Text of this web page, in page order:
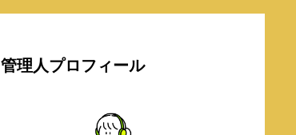
管理人プロフィール